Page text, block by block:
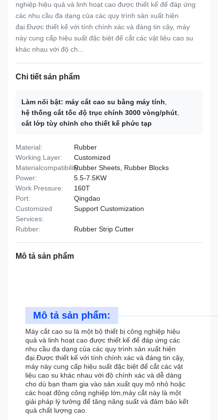
nghiệp hiệu quả và linh hoạt cao được thiết kế để đáp ứng
các nhu cầu đa dạng của các quy trình sản xuất hiện
đại.Được thiết kế với tính chính xác và đáng tin cậy, máy
này cung cấp hiệu suất đặc biệt để cắt các vật liệu cao su
khác nhau với độ ch...
Chi tiết sản phẩm
Làm nổi bật: máy cắt cao su bằng máy tính
hệ thống cắt tốc độ trục chính 3000 vòng/phút
cắt lớp tùy chỉnh cho thiết kế phức tạp
Material:
Rubber
Working Layer:
Customized
Materialcompatibility:Rubber Sheets, Rubber Blocks
Power:
5.5-7.5KW
Work Pressure:
160T
Port:
Qingdao
Customized
Services:
Support Customization
Rubber: Rubber Strip Cutter
Mô tả sản phẩm
Mô tả sản phẩm:
Máy cắt cao su là một bộ thiết bị công nghiệp hiệu
quả và linh hoạt cao được thiết kế để đáp ứng các
nhu cầu đa dạng của các quy trình sản xuất hiện
đại.Được thiết kế với tính chính xác và đáng tin cậy,
máy này cung cấp hiệu suất đặc biệt để cắt các vật
liệu cao su khác nhau với độ chính xác và dễ dàng
cho dù bạn tham gia vào sản xuất quy mô nhỏ hoặc
các hoạt động công nghiệp lớn,máy cắt này là một
giải pháp lý tưởng để tăng năng suất và đảm bảo kết
quả chất lượng cao.